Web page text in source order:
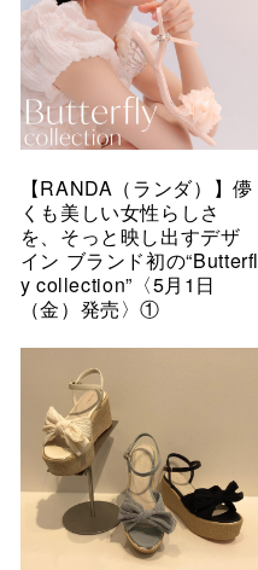
【RANDA（ランダ）】儚
くも美しい女性らしさ
を、そっと映し出すデザ
イン ブランド初の“Butterfl
y collection”〈5月1日
（金）発売〉①